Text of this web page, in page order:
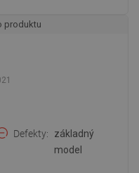
produktu
Defekty
základný
model